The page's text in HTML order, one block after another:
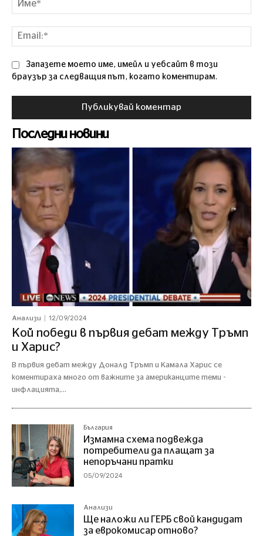
Запазете моето име, имейл и уебсайт в този
браузър за следващия път, когато коментирам.
Последни новини
Анализи 12/09/2024
Кой победи в първия дебат между Тръмп
и Харис?
В първия дебат между Доналд Тръмп и Камала Харис се
коментираха много от важните за американците теми -
инфлацията,...
България
Измамна схема подвежда
потребители да плащат за
непоръчани пратки
05/09/2024
Анализи
Ще наложи ли ГЕРБ свой кандидат
за еврокомисар отново?